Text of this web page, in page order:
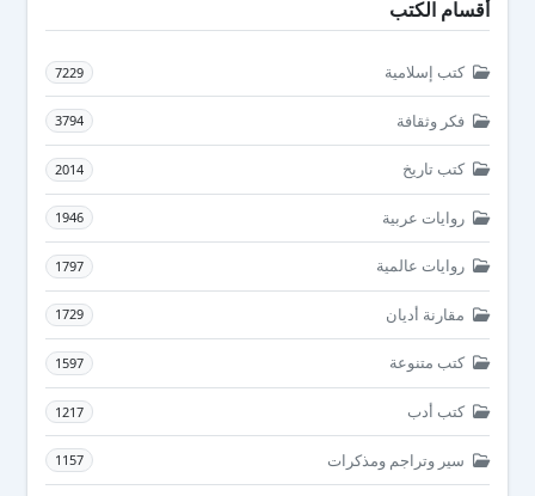
أقسام الكتب
كتب إسلامية 7229
فكر وثقافة 3794
كتب تاريخ 2014
روايات عربية 1946
روايات عالمية 1797
مقارنة أديان 1729
كتب متنوعة 1597
كتب أدب 1217
سير وتراجم ومذكرات 1157